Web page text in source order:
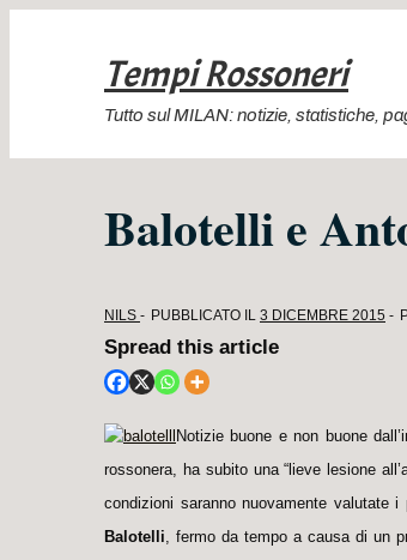
principale
Tempi Rossoneri
Tutto sul MILAN: notizie, statistiche,
Balotelli e
NILS PUBBLICATO IL 3 DICEMBRE 2015
Spread this article
Notizie buone e non buone
rossonera, ha subito una “lieve lesione
condizioni saranno nuovamente valutate
Balotelli, fermo da tempo a causa di un